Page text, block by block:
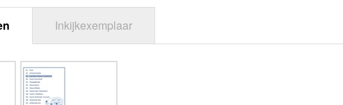
Inkijkexemplaar